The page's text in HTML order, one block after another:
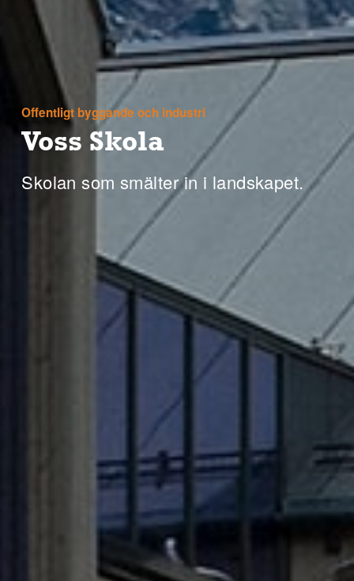
Offentligt byggande och industri
Voss Skola
Skolan som smälter in i landskapet.